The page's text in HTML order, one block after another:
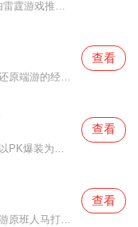
QQ华夏手游解锁版是一款高度还原端游的经典角色扮演手游，为广大玩家还原了端游中的经典场景、任务、剧情、怪物、副本等经典元素，此外还加入了全新的玩法，让玩家可以体验到更加精彩的游戏内容，享受原汁原味的PK爆装模式。
查看
查看
QQ华夏手游变态版是一款由端游原班人马打造的RPG手游，在游戏中等级和战力都是非常重要的，越高的等级可以穿戴的装备就更强，同时也能解锁更多的副本，如果落后太多系统还会赠送增益效果帮助玩家快速追赶大部队的步伐。
查看